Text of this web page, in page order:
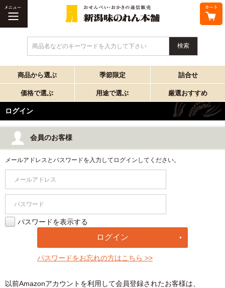
商品名などのキーワードを入力して下さい
商品から選ぶ 季節限定 詰合せ
価格で選ぶ 用途で選ぶ 厳選おすすめ
ログイン
会員のお客様
メールアドレスとパスワードを入力してログインしてください。
パスワードを表示する
パスワードをお忘れの方はこちら >>
以前Amazonアカウントを利用して会員登録されたお客様は、